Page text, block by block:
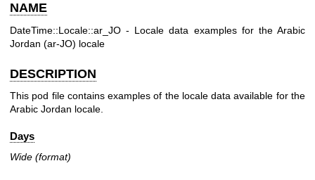
NAME
DateTime::Locale::ar_JO - Locale data examples for the Arabic
Jordan (ar-JO) locale
DESCRIPTION
This pod file contains examples of the locale data available for the
Arabic Jordan locale.
Days
Wide (format)